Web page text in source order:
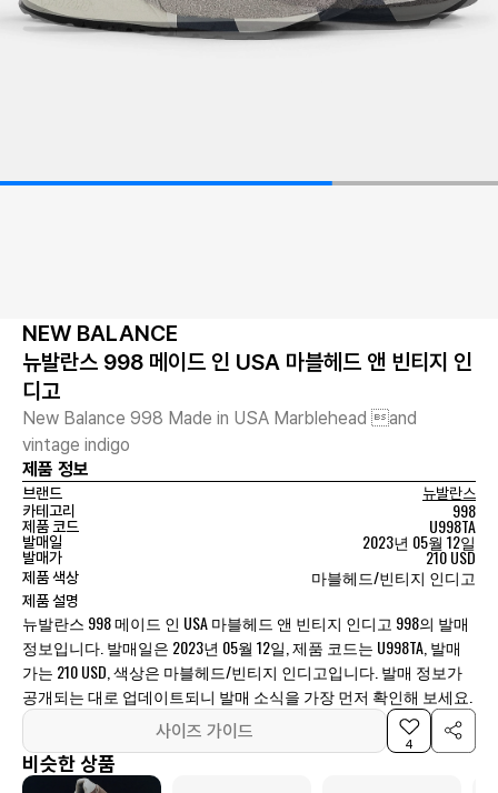
NEW BALANCE
뉴발란스 998 메이드 인 USA 마블헤드 앤 빈티지 인
디고
New Balance 998 Made in USA Marblehead and
vintage indigo
제품 정보
브랜드
뉴발란스
카테고리
998
제품 코드 U998TA
발매일 2023년 05월 12일
발매가 210 USD
제품 색상 마블헤드/빈티지 인디고
제품 설명
뉴발란스 998 메이드 인 USA 마블헤드 앤 빈티지 인디고 998의 발매
정보입니다. 발매일은 2023년 05월 12일, 제품 코드는 U998TA, 발매
가는 210 USD, 색상은 마블헤드/빈티지 인디고입니다. 발매 정보가
공개되는 대로 업데이트되니 발매 소식을 가장 먼저 확인해 보세요.
사이즈 가이드
4
비슷한 상품